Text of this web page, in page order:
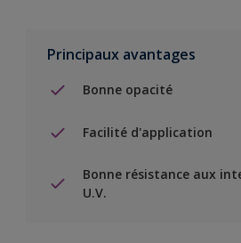
Principaux avantages
Bonne opacité
Facilité d'application
Bonne résistance aux
U.V.